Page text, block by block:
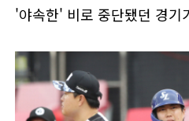
'야속한' 비로 중단됐던 경기